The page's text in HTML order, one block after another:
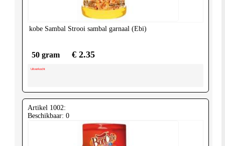
kobe Sambal Strooi sambal garnaal (Ebi)
50 gram € 2.35
Uitverkocht
Artikel 1002:
Beschikbaar: 0